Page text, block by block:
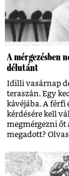
A mérgezésben
délutánt
Idilli vasárnap
teraszán. Egy
kávéjába. A férfi
kérdésére kell
megmérgezni őt
megadott?